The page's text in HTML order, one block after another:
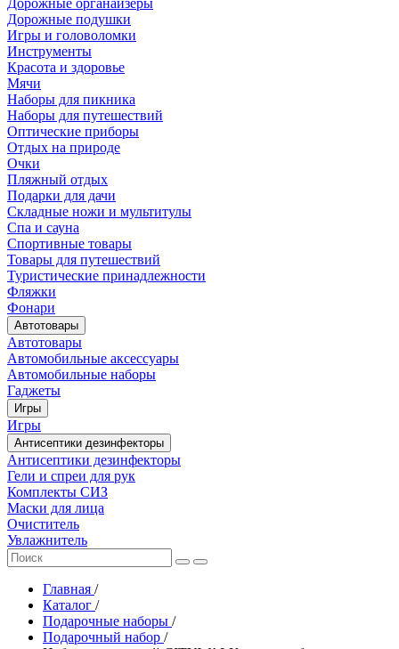
Дорожные подушки
Игры и головоломки
Инструменты
Красота и здоровье
Мячи
Наборы для пикника
Наборы для путешествий
Оптические приборы
Отдых на природе
Очки
Пляжный отдых
Подарки для дачи
Складные ножи и мультитулы
Спа и сауна
Спортивные товары
Товары для путешествий
Туристические принадлежности
Фляжки
Фонари
Автотовары
Автотовары
Автомобильные аксессуары
Автомобильные наборы
Гаджеты
Игры
Игры
Антисептики дезинфекторы
Антисептики дезинфекторы
Гели и спреи для рук
Комплекты СИЗ
Маски для лица
Очиститель
Увлажнитель
Главная /
Каталог /
Подарочные наборы /
Подарочный набор /